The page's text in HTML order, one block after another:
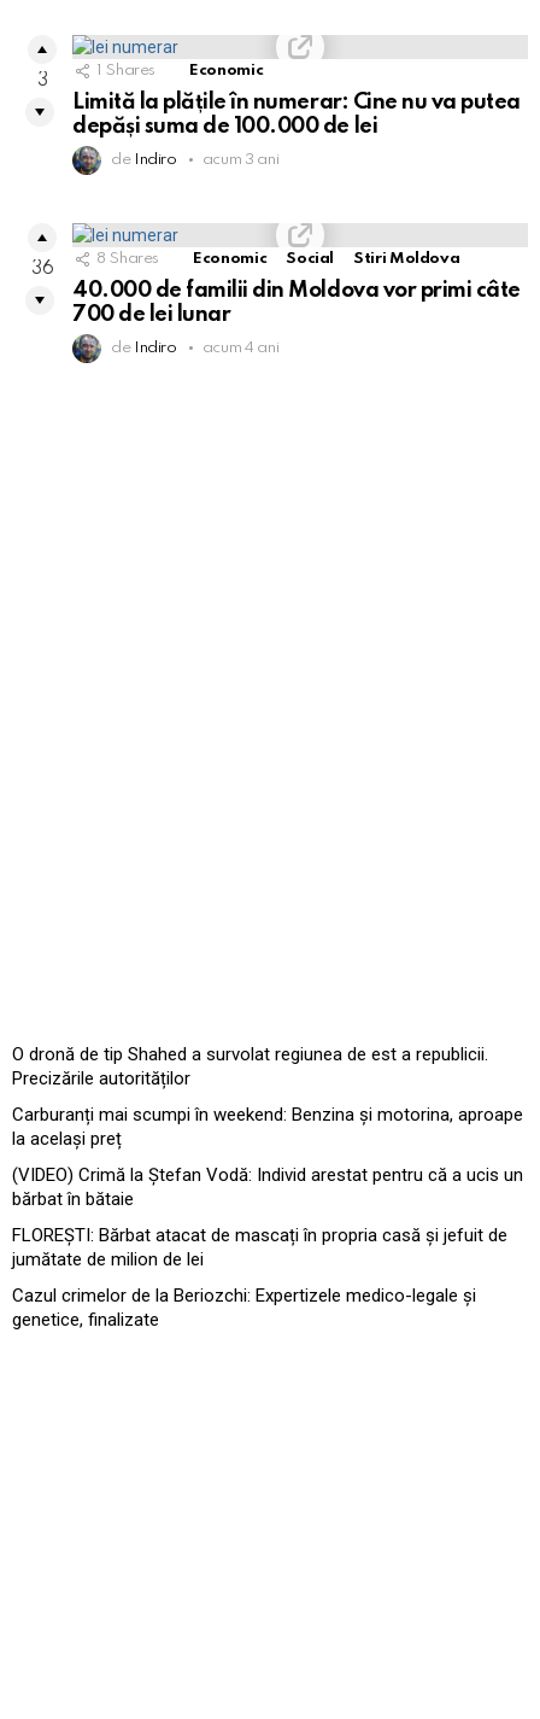
1 Shares Economic
Limită la plățile în numerar: Cine nu va putea
depăși suma de 100.000 de lei
de Indiro acum 3 ani
3
8 Shares Economic Social Stiri Moldova
40.000 de familii din Moldova vor primi câte
700 de lei lunar
de Indiro acum 4 ani
36
O dronă de tip Shahed a survolat regiunea de est a republicii.
Precizările autorităților
Carburanți mai scumpi în weekend: Benzina și motorina, aproape
la același preț
(VIDEO) Crimă la Ștefan Vodă: Individ arestat pentru că a ucis un
bărbat în bătaie
FLOREȘTI: Bărbat atacat de mascați în propria casă și jefuit de
jumătate de milion de lei
Cazul crimelor de la Beriozchi: Expertizele medico-legale și
genetice, finalizate